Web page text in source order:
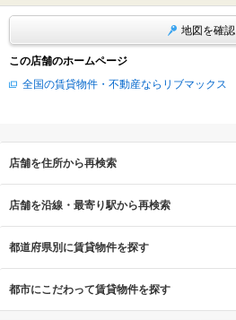
地図を確認
この店舗のホームページ
全国の賃貸物件・不動産ならリブマックス
店舗を住所から再検索
店舗を沿線・最寄り駅から再検索
都道府県別に賃貸物件を探す
都市にこだわって賃貸物件を探す